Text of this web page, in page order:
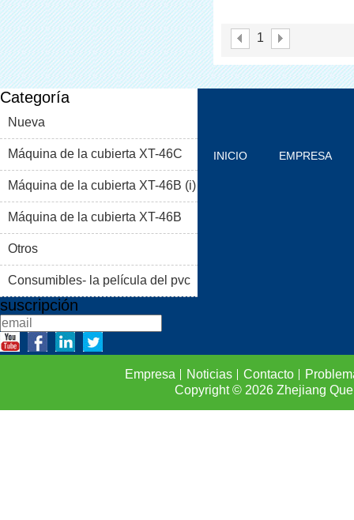
1
Categoría
Nueva
Máquina de la cubierta XT-46C
Máquina de la cubierta XT-46B (i)
Máquina de la cubierta XT-46B
(II)
Otros
Consumibles- la película del pvc
suscripción
INICIO EMPRESA
Empresa Noticias Contacto
Copyright © 2026Zhejiang